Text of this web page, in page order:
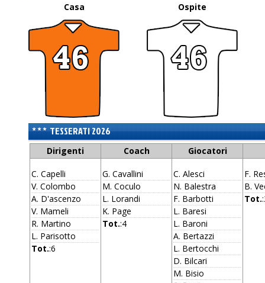
Casa Ospite
TESSERATI 2026
Dirigenti Coach Giocatori
C. Capelli
V. Colombo
A. D'ascenzo
V. Mameli
R. Martino
L. Parisotto
Tot.:6
G. Cavallini
M. Coculo
L. Lorandi
K. Page
Tot.:4
C. Alesci
N. Balestra
F. Barbotti
L. Baresi
L. Baroni
A. Bertazzi
L. Bertocchi
D. Bilcari
M. Bisio
F.
B.
Tot.